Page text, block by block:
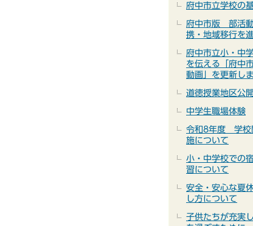
府中市立学校の
府中市版 部活
携・地域移行を
府中市立小・中
を伝える「府中
動画」を更新しま
道徳授業地区公
中学生職場体験
令和8年度 学校
施について
小・中学校での
習について
安全・安心な夏
し方について
子供たちが充実